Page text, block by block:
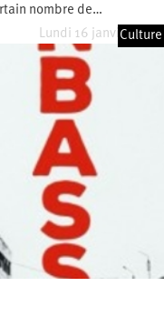
nombre de…
Lundi 16 janvier 2023
Culture